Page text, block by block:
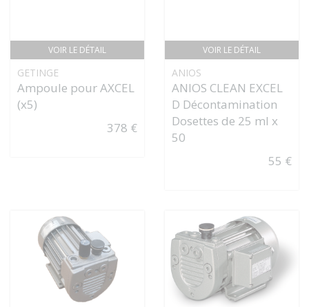
VOIR LE DÉTAIL
GETINGE
Ampoule pour AXCEL
(x5)
378 €
VOIR LE DÉTAIL
ANIOS
ANIOS CLEAN EXCEL
D Décontamination
Dosettes de 25 ml x
50
55 €